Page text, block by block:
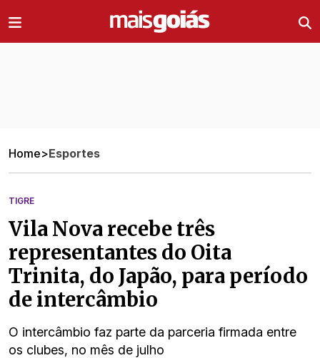
Home>Esportes
TIGRE
Vila Nova recebe três
representantes do Oita
Trinita, do Japão, para período
de intercâmbio
O intercâmbio faz parte da parceria firmada entre
os clubes, no mês de julho